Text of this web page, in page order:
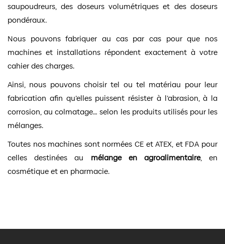
saupoudreurs, des doseurs volumétriques et des doseurs
pondéraux.
Nous pouvons fabriquer au cas par cas pour que nos
machines et installations répondent exactement à votre
cahier des charges.
Ainsi, nous pouvons choisir tel ou tel matériau pour leur
fabrication afin qu’elles puissent résister à l’abrasion, à la
corrosion, au colmatage… selon les produits utilisés pour les
mélanges.
Toutes nos machines sont normées CE et ATEX, et FDA pour
celles destinées au mélange en agroalimentaire, en
cosmétique et en pharmacie.